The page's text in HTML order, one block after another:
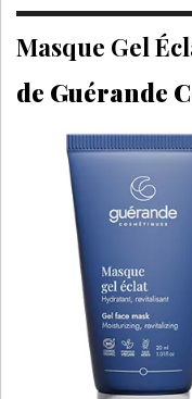
Masque Gel
de Guérande